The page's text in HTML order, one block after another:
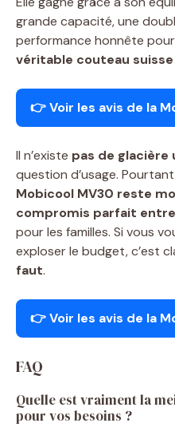
grande capacité, une
performance honnête
véritable couteau suisse
👉Voir les avis de la
Il n’existe pas de glacière
question d’usage.
Mobicool MV30 reste
compromis parfait
pour les familles. Si vous
exploser le budget, c’est
faut.
👉 Voir les avis de la
FAQ
Quelle est vraiment la
pour vos besoins ?